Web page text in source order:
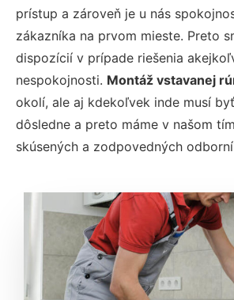
prístup a zároveň je u nás
zákazníka na prvom mieste. Preto
dispozícií v prípade riešenia
nespokojnosti. Montáž vstavanej
okolí, ale aj kdekoľvek inde musí
dôsledne a preto máme v našom
skúsených a zodpovedných